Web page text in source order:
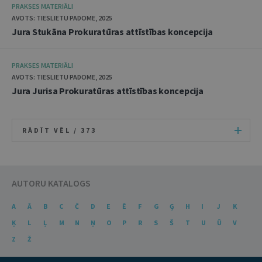
PRAKSES MATERIĀLI
AVOTS: TIESLIETU PADOME, 2025
Jura Stukāna Prokuratūras attīstības koncepcija
PRAKSES MATERIĀLI
AVOTS: TIESLIETU PADOME, 2025
Jura Jurisa Prokuratūras attīstības koncepcija
RĀDĪT VĒL / 373
AUTORU KATALOGS
A Ā B C Č D E Ē F G Ģ H I J
K
Ķ
L Ļ M N Ņ O P R S Š T U Ū
V
Z
Ž